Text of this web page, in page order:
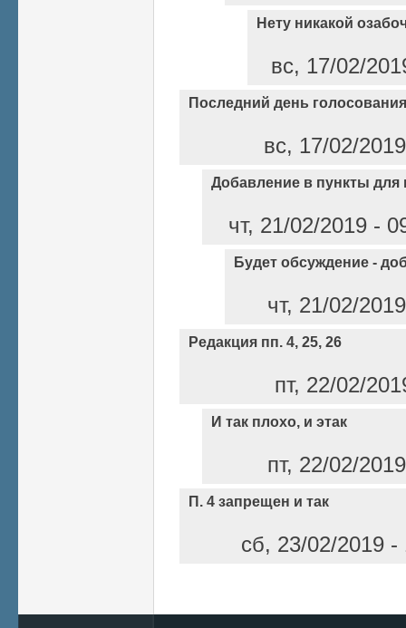
Нету никакой
вс, 17/02/
Последний день
вс, 17/02/
Добавление в пункты для
чт, 21/02/2019 -
Будет обсуждение -
чт, 21/02/
Редакция пп. 4, 25, 26
пт, 22/02/
И так плохо, и этак
пт, 22/02/
П. 4 запрещен и так
сб, 23/02/2019